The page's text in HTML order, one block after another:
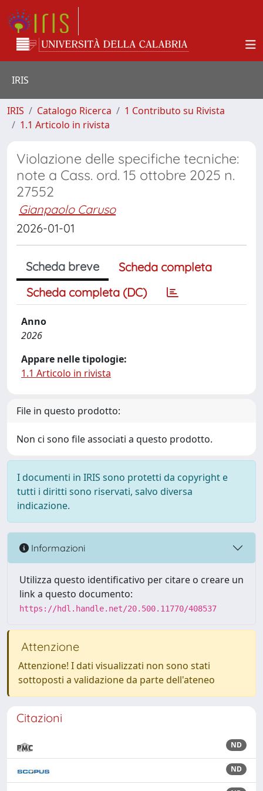
IRIS
IRIS Catalogo Ricerca
1 Contributo su Rivista
1.1 Articolo in rivista
Violazione delle specifiche tecniche:
note a Cass. ord. 15 ottobre 2025 n.
27552
Gianpaolo Caruso
2026-01-01
Scheda breve
Scheda completa
Scheda completa (DC)
Anno
2026
Appare nelle tipologie:
1.1 Articolo in rivista
File in questo prodotto:
Non ci sono file associati a questo prodotto.
I documenti in IRIS sono protetti da copyright e
tutti i diritti sono riservati, salvo diversa
indicazione.
Informazioni
Utilizza questo identificativo per citare o creare un
link a questo documento:
https://hdl.handle.net/20.500.11770/408537
Attenzione
Attenzione! I dati visualizzati non sono stati
sottoposti a validazione da parte dell'ateneo
Citazioni
ND
ND